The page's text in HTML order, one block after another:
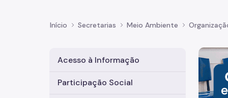
Início Secretarias Meio Ambiente
Acesso à Informação
Participação Social